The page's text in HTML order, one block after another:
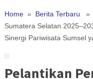
Home» Berita Terbaru »
Sumatera Selatan
Sinergi Pariwisata Sumsel
Pelantikan